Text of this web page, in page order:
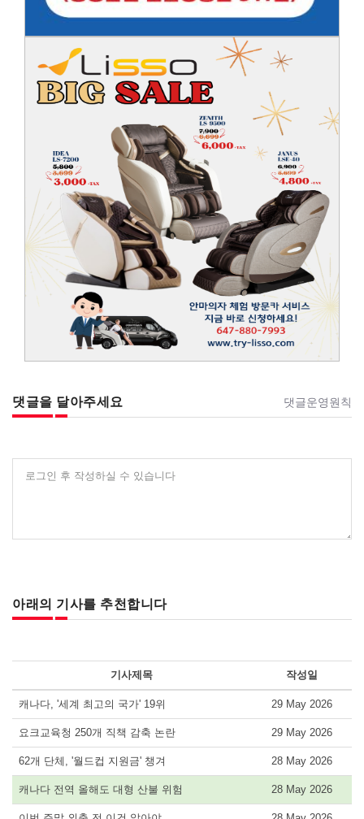
댓글을 달아주세요 댓글운영원칙
로그인 후 작성하실 수 있습니다
아래의 기사를 추천합니다
기사제목 작성일
캐나다, '세계 최고의 국가' 19위 29 May 2026
요크교육청 250개 직책 감축 논란 29 May 2026
62개 단체, '월드컵 지원금' 챙겨 28 May 2026
캐나다 전역 올해도 대형 산불 위험 28 May 2026